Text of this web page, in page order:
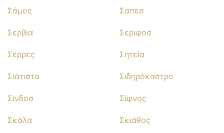
Σάμος Σαπεσ
Σερβια Σεριφοσ
Σέρρες Σητεία
Σιάτιστα Σιδηρόκαστρο
Σινδοσ Σίφνος
Σκάλα Σκιάθος